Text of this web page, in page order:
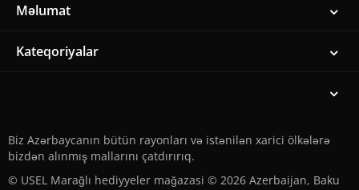
Məlumat
Kateqoriyalar
Biz Azərbaycanın bütün rayonları və istənilən xarici ölkələrə
bizdən alınmış mallarını çatdırırıq.
© USEL Marağlı hediyyeler mağazasi © 2026 Azerbaijan, Baku